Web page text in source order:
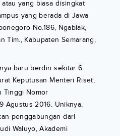
yang biasa disingkat
yang berada di Jawa
No.186, Ngablak,
Tim., Kabupaten Semarang,
baru berdiri sekitar 6
Keputusan Menteri Riset,
Tinggi Nomor
Agustus 2016. Uniknya,
penggabungan dari
Waluyo, Akademi